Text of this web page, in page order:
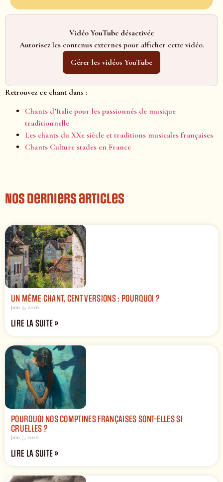
Vidéo YouTube désactivée
Autorisez les contenus externes pour afficher cette vidéo.
Gérer les vidéos YouTube
Retrouvez ce chant dans :
Chants d’Italie pour les passionnés de musique
traditionnelle
Les chants du XXe siècle et traditions musicales françaises
Chants Culture stades en France
Nos derniers articles
UN MÊME CHANT, CENT VERSIONS : POURQUOI ?
juin 9, 2026
LIRE LA SUITE »
POURQUOI NOS COMPTINES FRANÇAISES SONT-ELLES SI
CRUELLES ?
juin 7, 2026
LIRE LA SUITE »